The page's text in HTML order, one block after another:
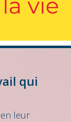
qui
leur